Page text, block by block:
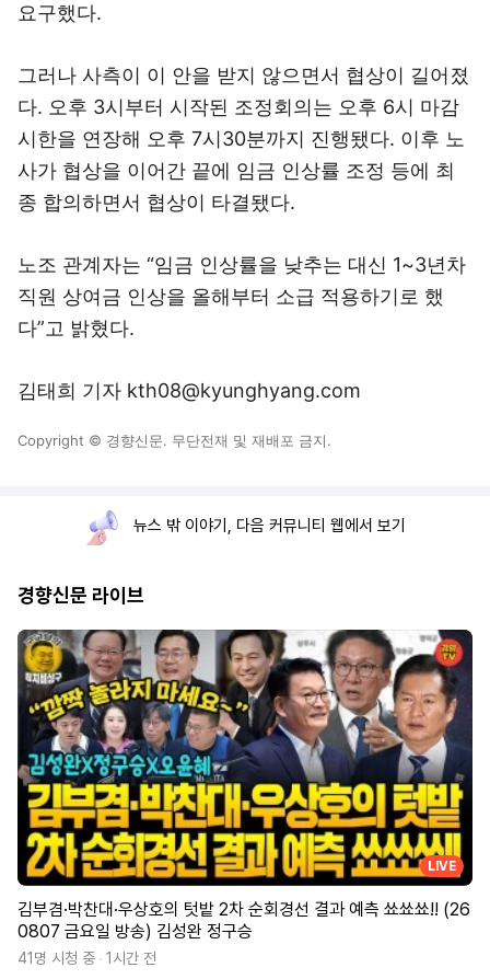
요구했다.
그러나 사측이 이 안을 받지 않으면서 협상이 길어졌
다. 오후 3시부터 시작된 조정회의는 오후 6시 마감
시한을 연장해 오후 7시30분까지 진행됐다. 이후 노
사가 협상을 이어간 끝에 임금 인상률 조정 등에 최
종 합의하면서 협상이 타결됐다.
노조 관계자는 “임금 인상률을 낮추는 대신 1~3년차
직원 상여금 인상을 올해부터 소급 적용하기로 했
다”고 밝혔다.
김태희 기자 kth08@kyunghyang.com
Copyright © 경향신문. 무단전재 및 재배포 금지.
뉴스 밖 이야기, 다음 커뮤니티 웹에서 보기
경향신문 라이브
LIVE
김부겸·박찬대·우상호의 텃밭 2차 순회경선 결과 예측 쑈쑈쑈!! (26
0807 금요일 방송) 김성완 정구승
41명 시청 중 1시간 전